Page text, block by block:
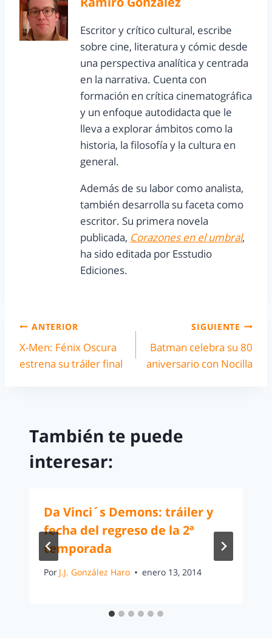
Escritor y crítico cultural, escribe
sobre cine, literatura y cómic desde
una perspectiva analítica y centrada
en la narrativa. Cuenta con
formación en crítica cinematográfica
y un enfoque autodidacta que le
lleva a explorar ámbitos como la
historia, la filosofía y la cultura en
general.
Además de su labor como analista,
también desarrolla su faceta como
escritor. Su primera novela
publicada, Corazones en el umbral,
ha sido editada por Esstudio
Ediciones.
ANTERIOR
X-Men: Fénix Oscura
estrena su tráiler final
SIGUIENTE
Batman celebra su 80
aniversario con Nocilla
También te puede
interesar:
Da Vinci´s Demons: tráiler y
fecha del regreso de la 2ª
temporada
Por J.J. González Haro enero 13, 2014